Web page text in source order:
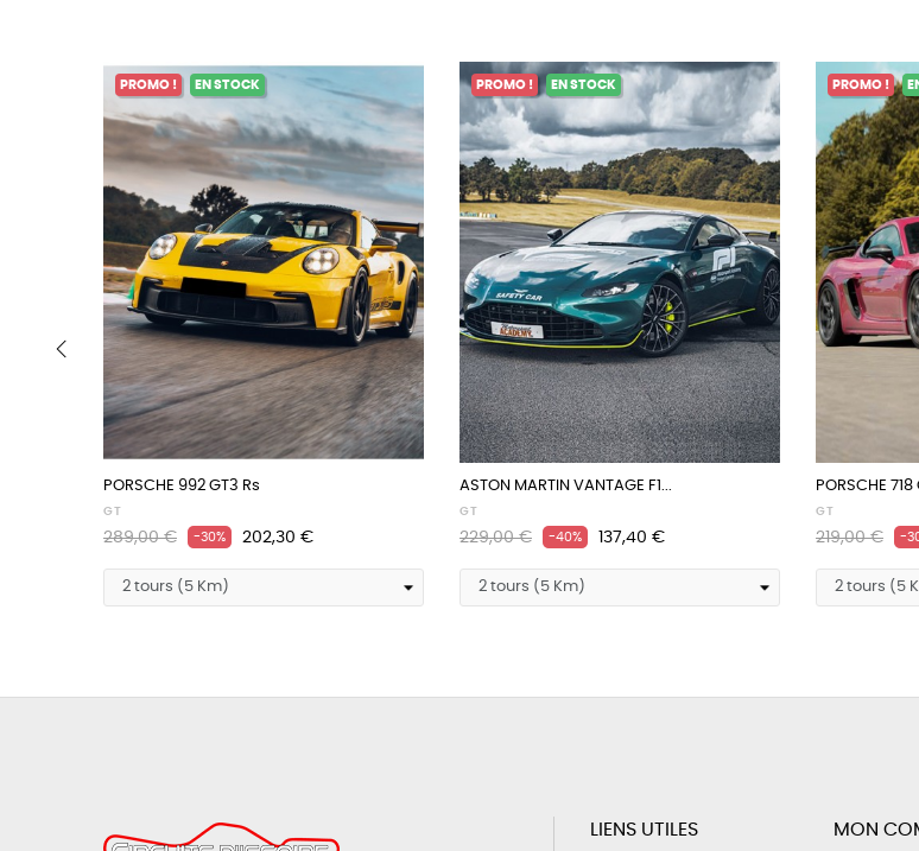
PROMO ! EN STOCK
PORSCHE 992 GT3 Rs
GT
Prix
289,00 € -30% Prix
202,30 €
PROMO ! EN STOCK
ASTON MARTIN VANTAGE F1...
GT
Prix
229,00 € -40% Prix
137,40 €
PROMO !
PORSCHE
GT
Prix
219,00 € -
LIENS UTILES MON